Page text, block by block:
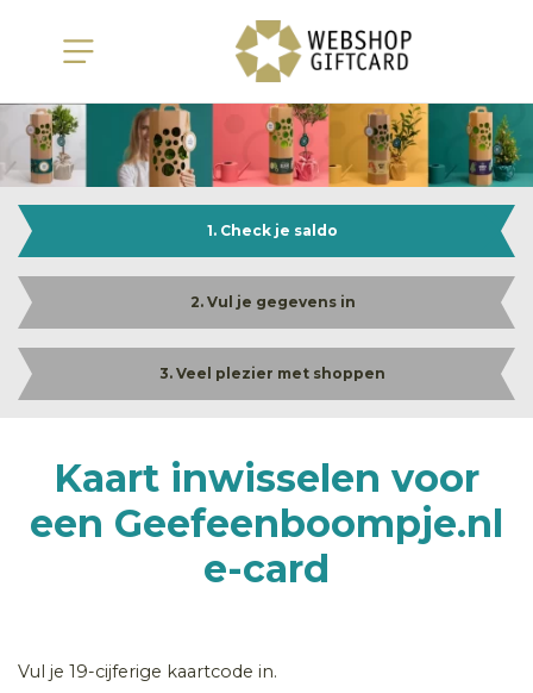
1. Check je saldo
2. Vul je gegevens in
3. Veel plezier met shoppen
Kaart inwisselen voor
een Geefeenboompje.nl
e-card
Vul je 19-cijferige kaartcode in.